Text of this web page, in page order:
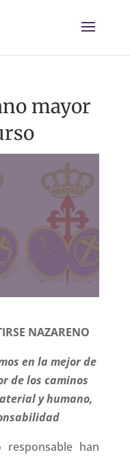
mayor
NAZARENO
en la mejor de
de los caminos
y humano,
han